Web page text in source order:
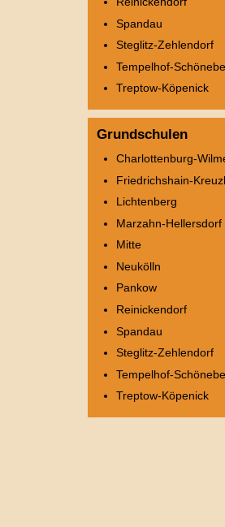
Spandau
Steglitz-Zehlendorf
Tempelhof-
Treptow-Köpenick
Grundschulen
Charlottenburg-
Friedrichshain-
Lichtenberg
Marzahn-Hellersdorf
Mitte
Neukölln
Pankow
Reinickendorf
Spandau
Steglitz-Zehlendorf
Tempelhof-
Treptow-Köpenick